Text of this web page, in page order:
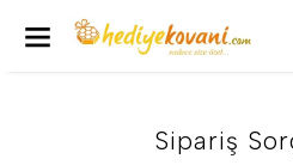
Sipariş